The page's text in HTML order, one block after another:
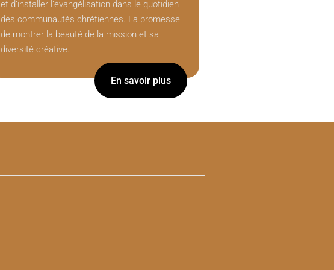
et d’installer l’évangélisation dans le quotidien
des communautés chrétiennes. La promesse
de montrer la beauté de la mission et sa
diversité créative.
En savoir plus